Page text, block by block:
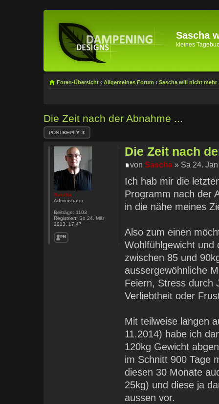
Sascha
kleines
Foren-Übersicht ‹ Allgemeines Forum ‹ Sascha will nicht mehr
Die Zeit nach der Abnahme ...
Antwort erstellen
Die Zeit nach
vonSascha » Sa 24.
Ich hab mir die
Programm nach der
in die nähe meines
Also zum einen
Wohlfühlgewicht und
zwischen 85 und
aussergewöhnliche
Feiern, Stress durch
Verliebtheit oder
Mit teilweise langen
11.2014) habe ich
120kg Gewicht
im Schnitt 900 Tage
diesen 30 Monate
25kg) und diese ja
aussen vor.
Sascha
Administrator
Beiträge: 1103
Registriert: So 24. Mär
2013, 17:47